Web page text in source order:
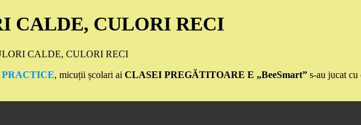
CALDE, CULORI RECI
CALDE, CULORI RECI
, micuții școlari ai CLASEI PREGĂTITOARE E „BeeSmart” s-au jucat